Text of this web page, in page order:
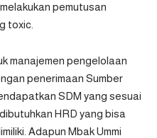
pemutusan
toxic.
manajemen pengelolaan
penerimaan Sumber
SDM yang sesuai
HRD yang bisa
Adapun Mbak Ummi